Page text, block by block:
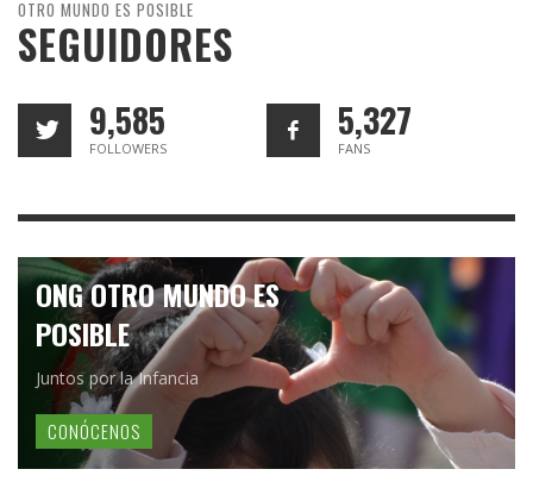
OTRO MUNDO ES POSIBLE
SEGUIDORES
9,585
FOLLOWERS
5,327
FANS
ONG OTRO MUNDO ES
POSIBLE
Juntos por la Infancia
CONÓCENOS